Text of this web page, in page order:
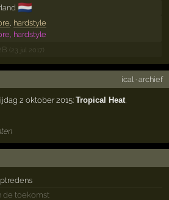
🇳🇱
, hardstyle
hardstyle
(23 jul 2017)
ical · archief
2 oktober 2015:Tropical Heat,
de toekomst